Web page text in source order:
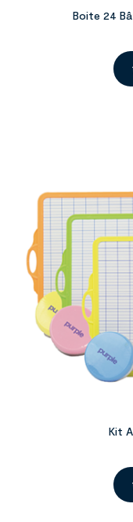
Boite 24
Kit